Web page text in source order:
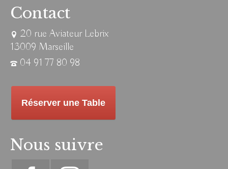
Contact
20 rue Aviateur Lebrix
13009 Marseille
04 91 77 80 98
Réserver une Table
Nous suivre